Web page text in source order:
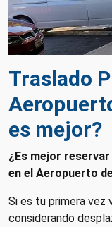
Traslado
es mejor?
¿Es mejor
en el Aeropuerto
Si es tu primera vez
considerando